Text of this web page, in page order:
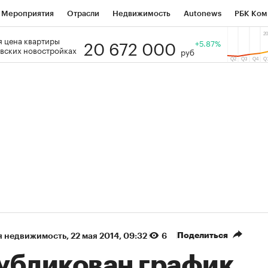
Мероприятия Отрасли Недвижимость Autonews РБК
РБК Образование Тренды
цена квартиры
новостройках
20 672 000 руб
+5.87%
недвижимость⁠, 22 мая 2014, 09:32 6 Поделиться